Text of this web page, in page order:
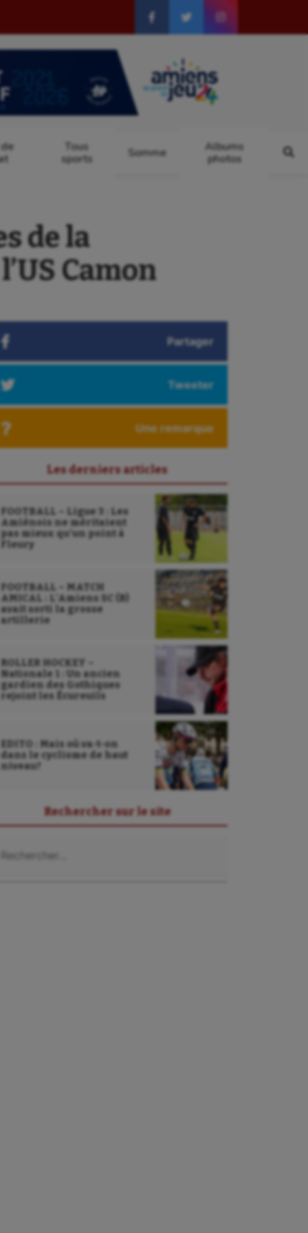
Tous
sports
Somme
Albums
photos
de la
Camon
Partager
Tweeter
Une remarque
Les derniers articles
FOOTBALL – Ligue 3 : Les
Amiénois ne méritaient
pas mieux qu’un point à
Fleury
FOOTBALL – MATCH
AMICAL : L’Amiens SC (B)
avait sorti la grosse
artillerie
ROLLER HOCKEY –
Nationale 1 : Un ancien
gardien des Gothiques
rejoint les Écureuils
EDITO : Mais où va-t-on
dans le cyclisme de haut
niveau?
Rechercher sur le site